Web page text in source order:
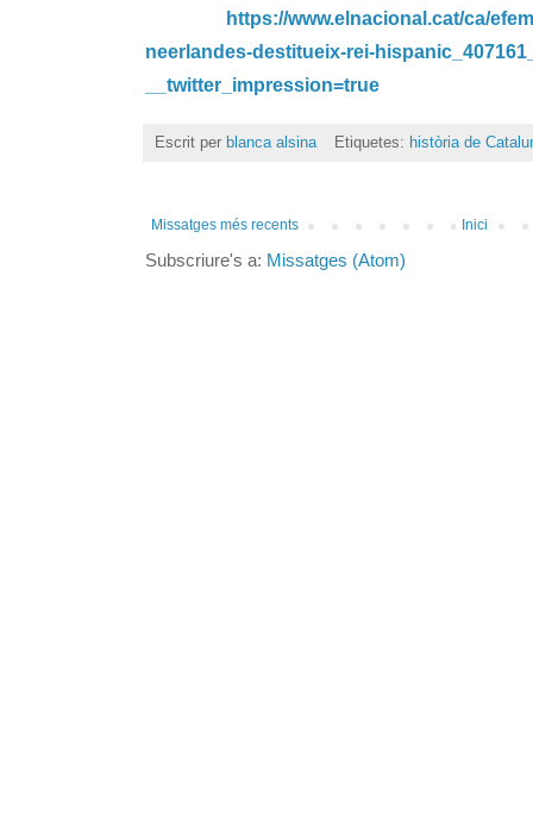
https://www.elnacional.cat/ca/
neerlandes-destitueix-rei-
__twitter_impression=true
Escrit per blanca alsina Etiquetes: història de
Missatges més recents Inici
Subscriure's a: Missatges (Atom)